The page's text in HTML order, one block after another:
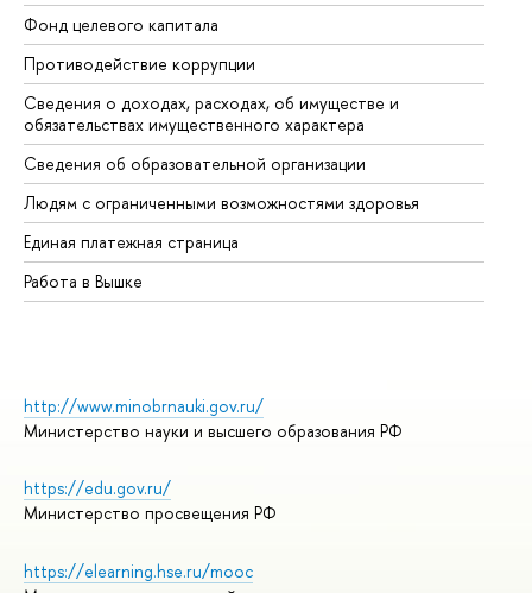
Фонд целевого капитала
Противодействие коррупции
Сведения о доходах, расходах, об имуществе и
обязательствах имущественного характера
Сведения об образовательной организации
Людям с ограниченными возможностями здоровья
Единая платежная страница
Работа в Вышке
http://www.minobrnauki.gov.ru/
Министерство науки и высшего образования РФ
https://edu.gov.ru/
Министерство просвещения РФ
https://elearning.hse.ru/mooc